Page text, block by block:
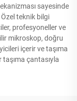
sayesinde
teknik bilgi
profesyoneller ve
mikroskop, doğru
içerir ve taşıma
çantasıyla